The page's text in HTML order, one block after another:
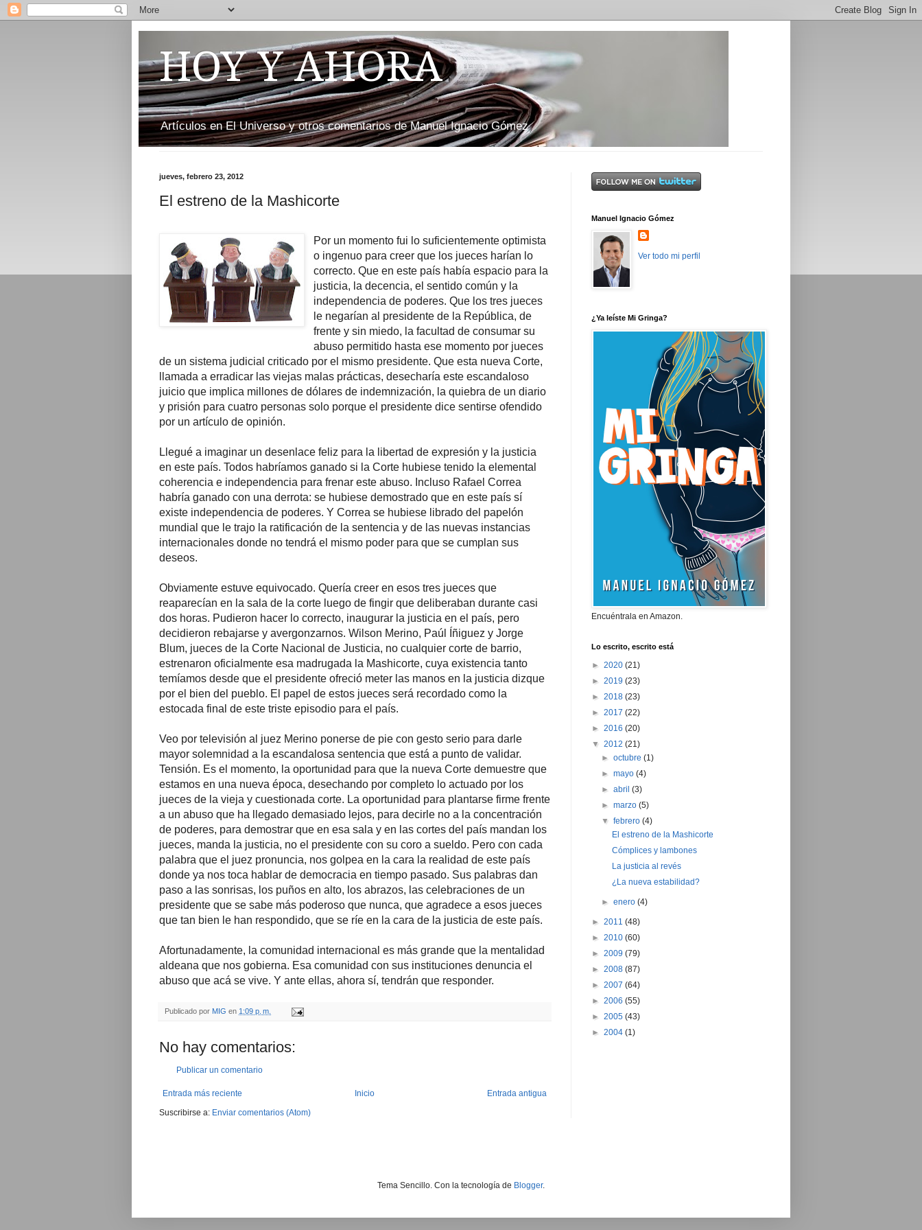
HOY Y AHORA
Artículos en El Universo y otros comentarios de Manuel Ignacio Gómez
jueves, febrero 23, 2012
El estreno de la Mashicorte
Por un momento fui lo suficientemente optimista
o ingenuo para creer que los jueces harían lo
correcto. Que en este país había espacio para la
justicia, la decencia, el sentido común y la
independencia de poderes. Que los tres jueces
le negarían al presidente de la República, de
frente y sin miedo, la facultad de consumar su
abuso permitido hasta ese momento por jueces
de un sistema judicial criticado por el mismo presidente. Que esta nueva Corte,
llamada a erradicar las viejas malas prácticas, desecharía este escandaloso
juicio que implica millones de dólares de indemnización, la quiebra de un diario
y prisión para cuatro personas solo porque el presidente dice sentirse ofendido
por un artículo de opinión.
Llegué a imaginar un desenlace feliz para la libertad de expresión y la justicia
en este país. Todos habríamos ganado si la Corte hubiese tenido la elemental
coherencia e independencia para frenar este abuso. Incluso Rafael Correa
habría ganado con una derrota: se hubiese demostrado que en este país sí
existe independencia de poderes. Y Correa se hubiese librado del papelón
mundial que le trajo la ratificación de la sentencia y de las nuevas instancias
internacionales donde no tendrá el mismo poder para que se cumplan sus
deseos.
Obviamente estuve equivocado. Quería creer en esos tres jueces que
reaparecían en la sala de la corte luego de fingir que deliberaban durante casi
dos horas. Pudieron hacer lo correcto, inaugurar la justicia en el país, pero
decidieron rebajarse y avergonzarnos. Wilson Merino, Paúl Íñiguez y Jorge
Blum, jueces de la Corte Nacional de Justicia, no cualquier corte de barrio,
estrenaron oficialmente esa madrugada la Mashicorte, cuya existencia tanto
temíamos desde que el presidente ofreció meter las manos en la justicia dizque
por el bien del pueblo. El papel de estos jueces será recordado como la
estocada final de este triste episodio para el país.
Veo por televisión al juez Merino ponerse de pie con gesto serio para darle
mayor solemnidad a la escandalosa sentencia que está a punto de validar.
Tensión. Es el momento, la oportunidad para que la nueva Corte demuestre que
estamos en una nueva época, desechando por completo lo actuado por los
jueces de la vieja y cuestionada corte. La oportunidad para plantarse firme frente
a un abuso que ha llegado demasiado lejos, para decirle no a la concentración
de poderes, para demostrar que en esa sala y en las cortes del país mandan los
jueces, manda la justicia, no el presidente con su coro a sueldo. Pero con cada
palabra que el juez pronuncia, nos golpea en la cara la realidad de este país
donde ya nos toca hablar de democracia en tiempo pasado. Sus palabras dan
paso a las sonrisas, los puños en alto, los abrazos, las celebraciones de un
presidente que se sabe más poderoso que nunca, que agradece a esos jueces
que tan bien le han respondido, que se ríe en la cara de la justicia de este país.
Afortunadamente, la comunidad internacional es más grande que la mentalidad
aldeana que nos gobierna. Esa comunidad con sus instituciones denuncia el
abuso que acá se vive. Y ante ellas, ahora sí, tendrán que responder.
Publicado por MIG en 1:09 p. m.
No hay comentarios:
Publicar un comentario
Entrada más reciente Entrada antigua
Inicio
Suscribirse a: Enviar comentarios (Atom)
Manuel Ignacio Gómez
Ver todo mi perfil
¿Ya leíste Mi Gringa?
Encuéntrala en Amazon.
Lo escrito, escrito está
► 2020 (21)
► 2019 (23)
► 2018 (23)
► 2017 (22)
► 2016 (20)
▼ 2012 (21)
►octubre(1)
►mayo(4)
►abril(3)
►marzo(5)
▼febrero(4)
El estreno de la Mashicorte
Cómplices y lambones
La justicia al revés
¿La nueva estabilidad?
►enero(4)
► 2011 (48)
► 2010 (60)
► 2009 (79)
► 2008 (87)
► 2007 (64)
► 2006 (55)
► 2005 (43)
► 2004 (1)
Tema Sencillo. Con la tecnología de Blogger.